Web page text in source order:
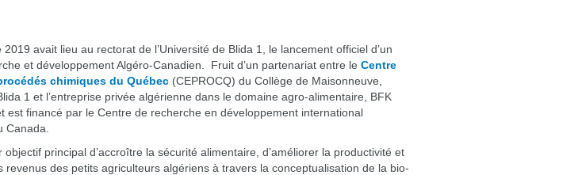
avait lieu au rectorat de l’Université de Blida 1, le lancement officiel d’un
et développement Algéro-Canadien. Fruit d’un partenariat entre le Centre
chimiques du Québec (CEPROCQ) du Collège de Maisonneuve,
1 et l’entreprise privée algérienne dans le domaine agro-alimentaire, BFK
est financé par le Centre de recherche en développement international
Canada.
objectif principal d’accroître la sécurité alimentaire, d’améliorer la productivité et
revenus des petits agriculteurs algériens à travers la conceptualisation de la bio-